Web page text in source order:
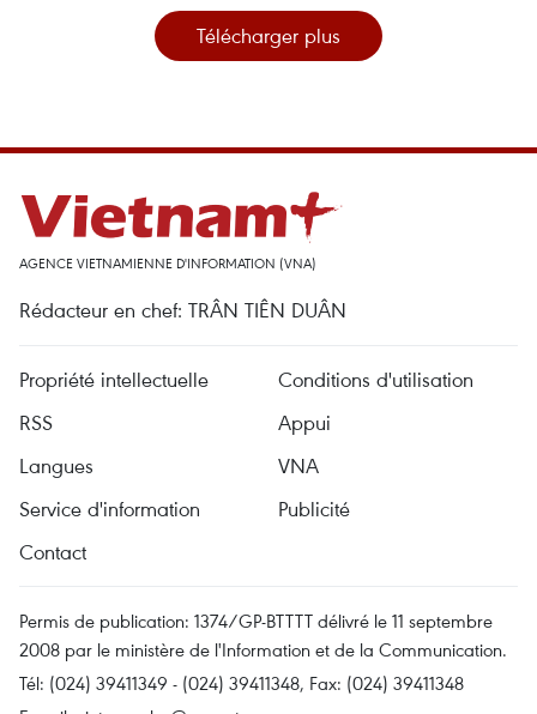
Télécharger plus
AGENCE VIETNAMIENNE D'INFORMATION (VNA)
Rédacteur en chef: TRÂN TIÊN DUÂN
Propriété intellectuelle
Conditions d'utilisation
RSS
Appui
Langues
VNA
Service d'information
Publicité
Contact
Permis de publication: 1374/GP-BTTTT délivré le 11 septembre
2008 par le ministère de l'Information et de la Communication.
Tél: (024) 39411349 - (024) 39411348, Fax: (024) 39411348